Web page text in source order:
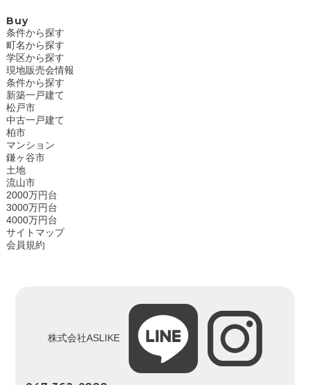
Buy
条件から探す
町名から探す
学区から探す
現地販売会情報
条件から探す
新築一戸建て
松戸市
中古一戸建て
柏市
マンション
鎌ヶ谷市
土地
流山市
2000万円台
3000万円台
4000万円台
サイトマップ
会員規約
株式会社ASLIKE